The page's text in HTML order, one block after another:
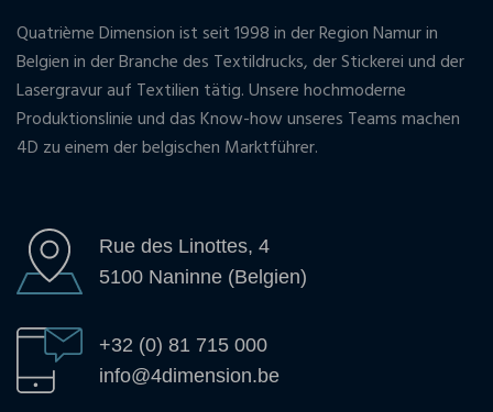
Quatrième Dimension ist seit 1998 in der Region Namur in
Belgien in der Branche des Textildrucks, der Stickerei und der
Lasergravur auf Textilien tätig. Unsere hochmoderne
Produktionslinie und das Know-how unseres Teams machen
4D zu einem der belgischen Marktführer.
Rue des Linottes, 4
5100 Naninne (Belgien)
+32 (0) 81 715 000
info@4dimension.be